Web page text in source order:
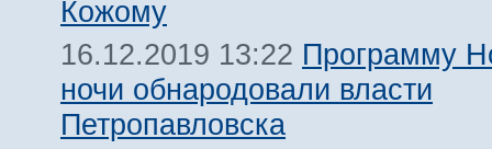
Кожому
16.12.2019 13:22 Программу
ночи обнародовали власти
Петропавловска